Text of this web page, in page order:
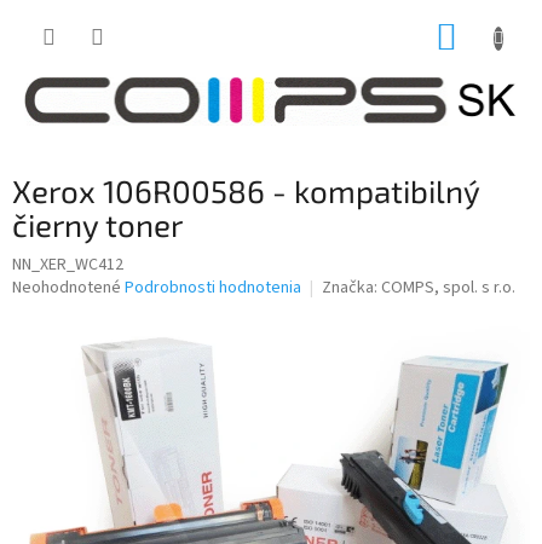
Xerox 106R00586 - kompatibilný
čierny toner
NN_XER_WC412
Priemerné
Neohodnotené Podrobnosti hodnotenia Značka: COMPS, spol. s r.o.